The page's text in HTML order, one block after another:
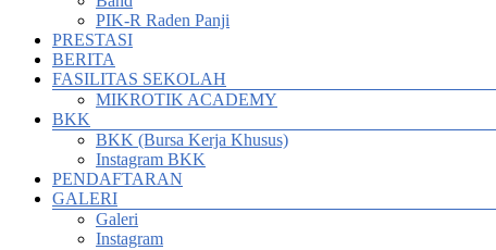
PIK-R Raden Panji
PRESTASI
BERITA
FASILITAS SEKOLAH
MIKROTIK ACADEMY
BKK
BKK (Bursa Kerja Khusus)
Instagram BKK
PENDAFTARAN
GALERI
Galeri
Instagram